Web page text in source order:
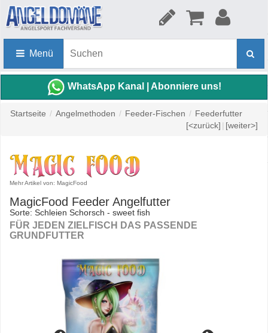
Menü
WhatsApp Kanal | Abonniere uns!
Startseite / Angelmethoden / Feeder-Fischen / Feederfutter
[<zurück] | [weiter>]
Mehr Artikel von: MagicFood
MagicFood Feeder Angelfutter
Sorte: Schleien Schorsch - sweet fish
FÜR JEDEN ZIELFISCH DAS PASSENDE
GRUNDFUTTER